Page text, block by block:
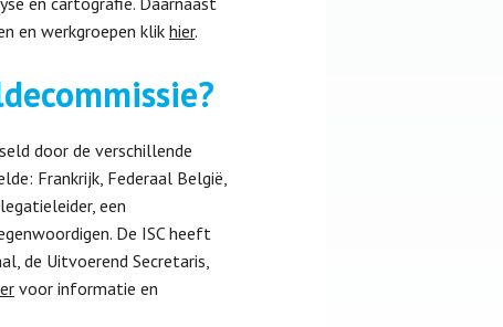
en werkgroepen klik hier.
door de verschillende
Frankrijk, Federaal België,
een
De ISC heeft
de Uitvoerend Secretaris,
voor informatie en